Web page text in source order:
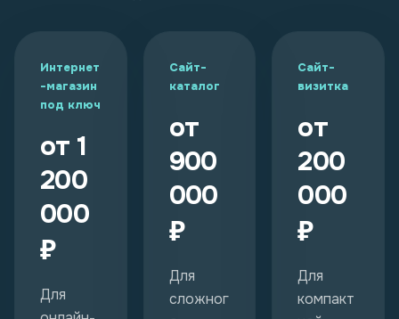
Интернет
-магазин
под ключ
от 1
200
000
₽
Для
Сайт-
каталог
от
900
000
₽
Для
сложног
Сайт-
визитка
от
200
000
₽
Для
компакт